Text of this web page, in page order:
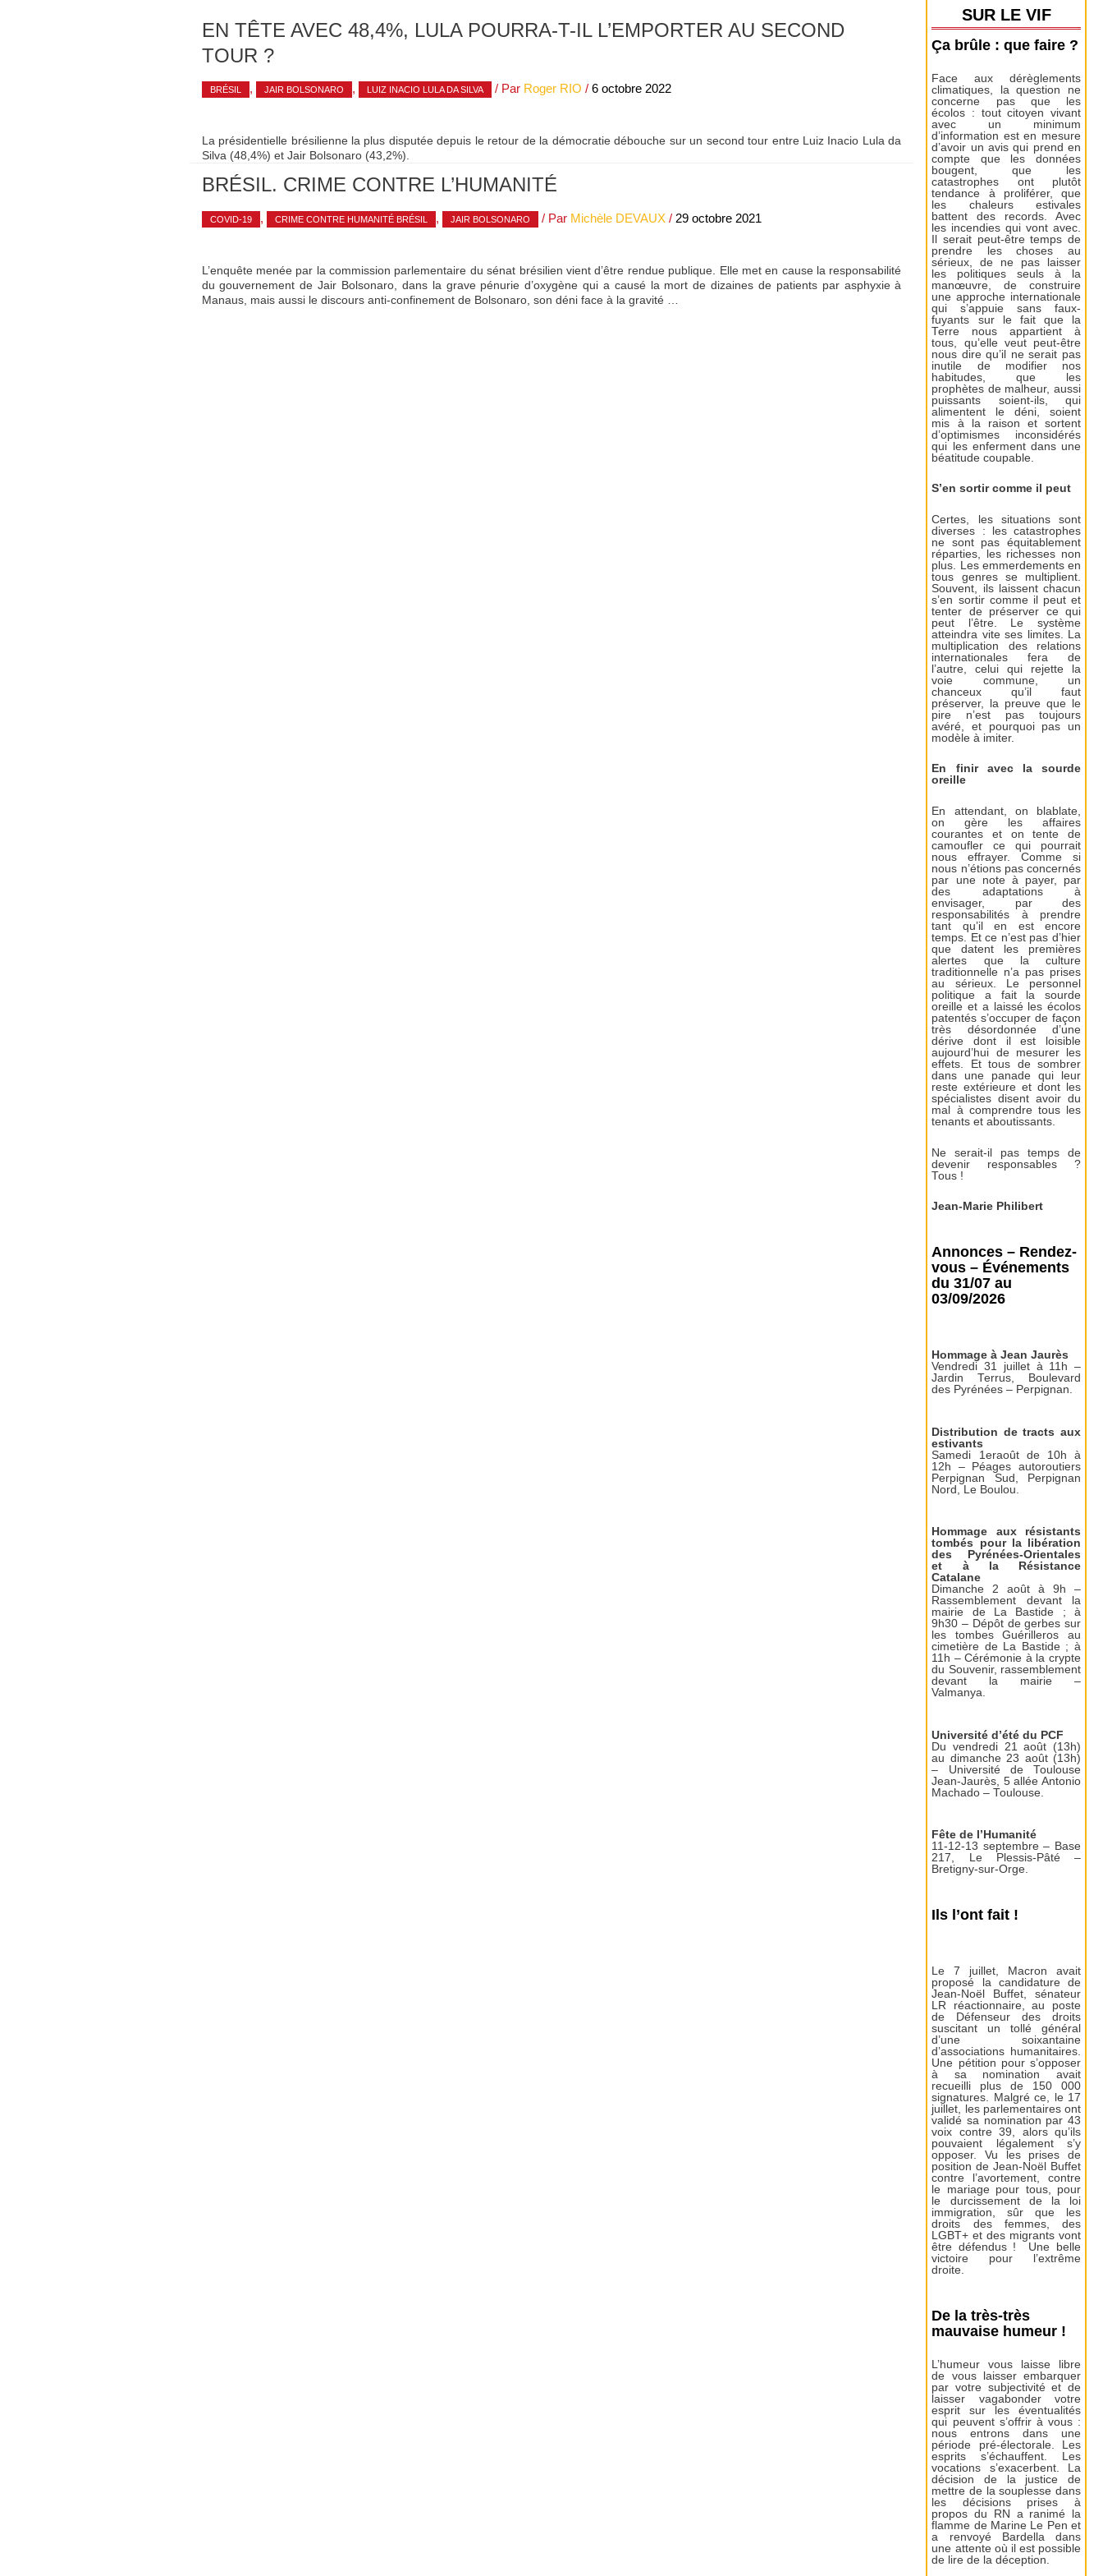
EN TÊTE AVEC 48,4%, LULA POURRA-T-IL L’EMPORTER AU SECOND
TOUR ?
BRÉSIL , JAIR BOLSONARO , LUIZ INACIO LULA DA SILVA / Par Roger RIO / 6 octobre 2022
La présidentielle brésilienne la plus disputée depuis le retour de la démocratie débouche sur un second tour entre Luiz Inacio Lula da
Silva (48,4%) et Jair Bolsonaro (43,2%).
BRÉSIL. CRIME CONTRE L’HUMANITÉ
COVID-19 , CRIME CONTRE HUMANITÉ BRÉSIL , JAIR BOLSONARO / Par Michèle DEVAUX / 29 octobre 2021
L’enquête menée par la commission parlementaire du sénat brésilien vient d’être rendue publique. Elle met en cause la responsabilité
du gouvernement de Jair Bolsonaro, dans la grave pénurie d’oxygène qui a causé la mort de dizaines de patients par asphyxie à
Manaus, mais aussi le discours anti-confinement de Bolsonaro, son déni face à la gravité …
SUR LE VIF
Ça brûle : que faire ?
Face aux dérèglements
climatiques, la question ne
concerne pas que les
écolos : tout citoyen vivant
avec un minimum
d’information est en mesure
d’avoir un avis qui prend en
compte que les données
bougent, que les
catastrophes ont plutôt
tendance à proliférer, que
les chaleurs estivales
battent des records. Avec
les incendies qui vont avec.
Il serait peut-être temps de
prendre les choses au
sérieux, de ne pas laisser
les politiques seuls à la
manœuvre, de construire
une approche internationale
qui s’appuie sans faux-
fuyants sur le fait que la
Terre nous appartient à
tous, qu’elle veut peut-être
nous dire qu’il ne serait pas
inutile de modifier nos
habitudes, que les
prophètes de malheur, aussi
puissants soient-ils, qui
alimentent le déni, soient
mis à la raison et sortent
d’optimismes inconsidérés
qui les enferment dans une
béatitude coupable.
S’en sortir comme il peut
Certes, les situations sont
diverses : les catastrophes
ne sont pas équitablement
réparties, les richesses non
plus. Les emmerdements en
tous genres se multiplient.
Souvent, ils laissent chacun
s’en sortir comme il peut et
tenter de préserver ce qui
peut l’être. Le système
atteindra vite ses limites. La
multiplication des relations
internationales fera de
l’autre, celui qui rejette la
voie commune, un
chanceux qu’il faut
préserver, la preuve que le
pire n’est pas toujours
avéré, et pourquoi pas un
modèle à imiter.
En finir avec la sourde
oreille
En attendant, on blablate,
on gère les affaires
courantes et on tente de
camoufler ce qui pourrait
nous effrayer. Comme si
nous n’étions pas concernés
par une note à payer, par
des adaptations à
envisager, par des
responsabilités à prendre
tant qu’il en est encore
temps. Et ce n’est pas d’hier
que datent les premières
alertes que la culture
traditionnelle n’a pas prises
au sérieux. Le personnel
politique a fait la sourde
oreille et a laissé les écolos
patentés s’occuper de façon
très désordonnée d’une
dérive dont il est loisible
aujourd’hui de mesurer les
effets. Et tous de sombrer
dans une panade qui leur
reste extérieure et dont les
spécialistes disent avoir du
mal à comprendre tous les
tenants et aboutissants.
Ne serait-il pas temps de
devenir responsables ?
Tous !
Jean-Marie Philibert
Annonces – Rendez-
vous – Événements
du 31/07 au
03/09/2026
Hommage à Jean Jaurès
Vendredi 31 juillet à 11h –
Jardin Terrus, Boulevard
des Pyrénées – Perpignan.
Distribution de tracts aux
estivants
Samedi 1eraoût de 10h à
12h – Péages autoroutiers
Perpignan Sud, Perpignan
Nord, Le Boulou.
Hommage aux résistants
tombés pour la libération
des Pyrénées-Orientales
et à la Résistance
Catalane
Dimanche 2 août à 9h –
Rassemblement devant la
mairie de La Bastide ; à
9h30 – Dépôt de gerbes sur
les tombes Guérilleros au
cimetière de La Bastide ; à
11h – Cérémonie à la crypte
du Souvenir, rassemblement
devant la mairie –
Valmanya.
Université d’été du PCF
Du vendredi 21 août (13h)
au dimanche 23 août (13h)
– Université de Toulouse
Jean-Jaurès, 5 allée Antonio
Machado – Toulouse.
Fête de l’Humanité
11-12-13 septembre – Base
217, Le Plessis-Pâté –
Bretigny-sur-Orge.
Ils l’ont fait !
Le 7 juillet, Macron avait
proposé la candidature de
Jean-Noël Buffet, sénateur
LR réactionnaire, au poste
de Défenseur des droits
suscitant un tollé général
d’une soixantaine
d’associations humanitaires.
Une pétition pour s’opposer
à sa nomination avait
recueilli plus de 150 000
signatures. Malgré ce, le 17
juillet, les parlementaires ont
validé sa nomination par 43
voix contre 39, alors qu’ils
pouvaient légalement s’y
opposer. Vu les prises de
position de Jean-Noël Buffet
contre l’avortement, contre
le mariage pour tous, pour
le durcissement de la loi
immigration, sûr que les
droits des femmes, des
LGBT+ et des migrants vont
être défendus ! Une belle
victoire pour l’extrême
droite.
De la très-très
mauvaise humeur !
L’humeur vous laisse libre
de vous laisser embarquer
par votre subjectivité et de
laisser vagabonder votre
esprit sur les éventualités
qui peuvent s’offrir à vous :
nous entrons dans une
période pré-électorale. Les
esprits s’échauffent. Les
vocations s’exacerbent. La
décision de la justice de
mettre de la souplesse dans
les décisions prises à
propos du RN a ranimé la
flamme de Marine Le Pen et
a renvoyé Bardella dans
une attente où il est possible
de lire de la déception.